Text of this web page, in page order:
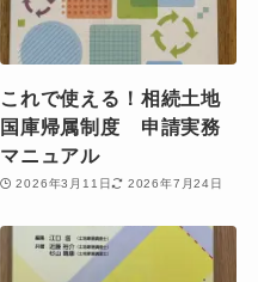
これで使える！相続土地
国庫帰属制度 申請実務
マニュアル
2026年3月11日 2026年7月24日